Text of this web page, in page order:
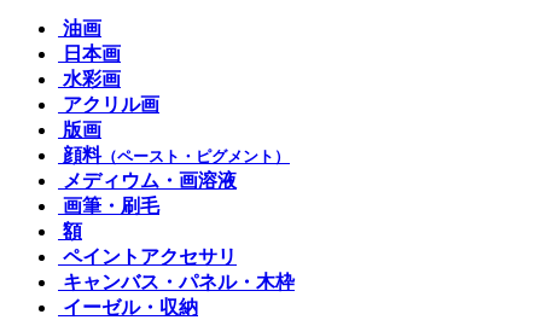
油画
日本画
水彩画
アクリル画
版画
顔料（ペースト・ピグメント）
メディウム・画溶液
画筆・刷毛
額
ペイントアクセサリ
キャンバス・パネル・木枠
イーゼル・収納